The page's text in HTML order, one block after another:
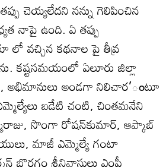
చెయ్యలేదని నన్ను గెలిపించిన
నాపై ఉంది. ఏ తప్పు
వచ్చిన కథనాల పై తీవ్ర
కష్టసమయంలో ఏలూరు జిల్లా
అభిమానులు అండగా నిలిచార’ంటూ
బడేటి చంటి, చింతమనేని
సొంగా రోషన్‌కుమార్‌, ఆప్కాబ్‌
మాజీ ఎమ్మెల్యే గంటా